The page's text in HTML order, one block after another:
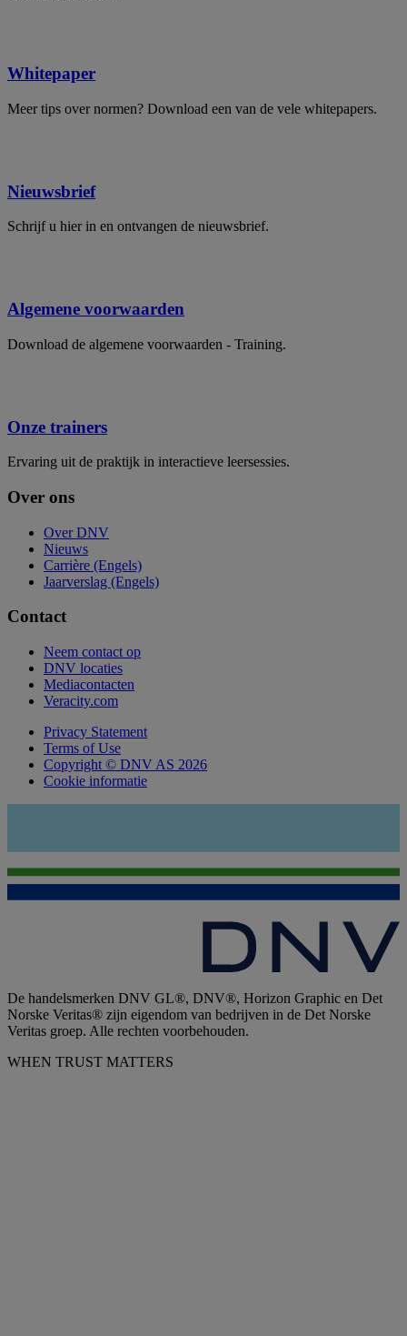
Whitepaper
Meer tips over normen? Download een van de vele whitepapers.
Nieuwsbrief
Schrijf u hier in en ontvangen de nieuwsbrief.
Algemene voorwaarden
Download de algemene voorwaarden - Training.
Onze trainers
Ervaring uit de praktijk in interactieve leersessies.
Over ons
Over DNV
Nieuws
Carrière (Engels)
Jaarverslag (Engels)
Contact
Neem contact op
DNV locaties
Mediacontacten
Veracity.com
Privacy Statement
Terms of Use
Copyright © DNV AS 2026
Cookie informatie
De handelsmerken DNV GL®, DNV®, Horizon Graphic en Det
Norske Veritas® zijn eigendom van bedrijven in de Det Norske
Veritas groep. Alle rechten voorbehouden.
WHEN TRUST MATTERS